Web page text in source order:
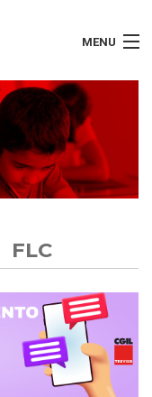
MENU
FLC